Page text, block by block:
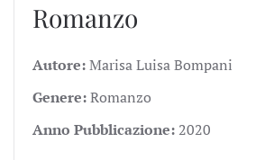
Romanzo
Autore:Marisa Luisa Bompani
Genere:Romanzo
Anno Pubblicazione: 2020